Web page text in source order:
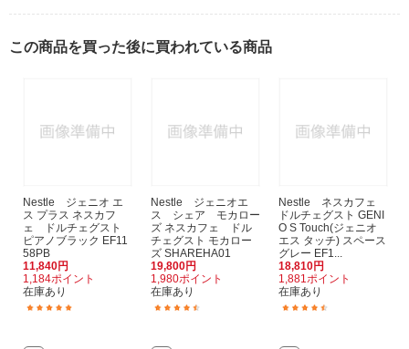
この商品を買った後に買われている商品
Nestle ジェニオ エ
ス プラス ネスカフ
ェ ドルチェグスト
ピアノブラック EF11
58PB
11,840円
1,184ポイント
在庫あり
Nestle ジェニオエ
ス シェア モカロー
ズ ネスカフェ ドル
チェグスト モカロー
ズ SHAREHA01
19,800円
1,980ポイント
在庫あり
Nestle ネスカフェ
ドルチェグスト GENI
O S Touch(ジェニオ
エス タッチ) スペース
グレー EF1...
18,810円
1,881ポイント
在庫あり